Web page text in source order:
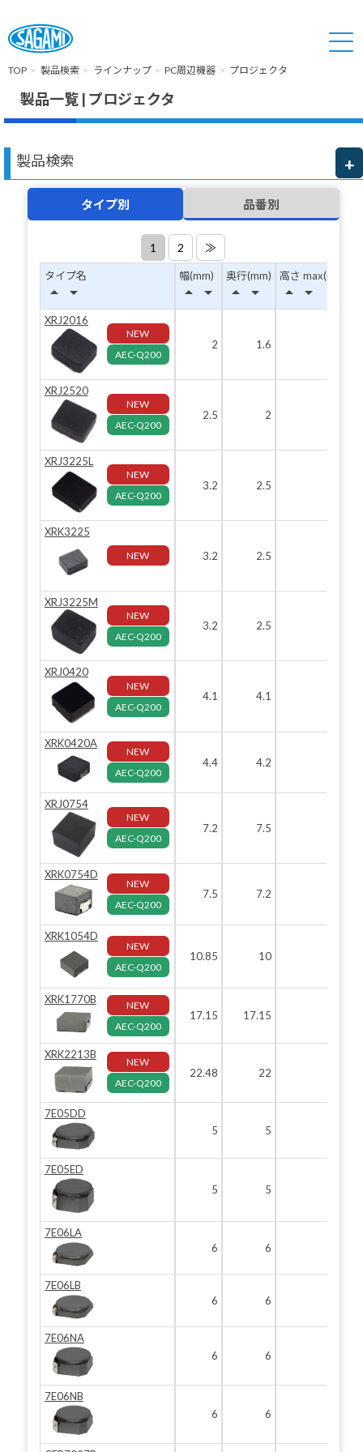
TOP 製品検索 ラインナップ PC周辺機器 プロジェクタ
製品一覧 | プロジェクタ
製品検索
タイプ別 品番別
1 2 ≫
タイプ名
arrow_drop_up arrow_drop_down
幅(mm)
arrow_drop_up arrow_drop_down
奥行(mm)
arrow_drop_up arrow_drop_down
高さ max(mm)
arrow_drop_up arrow_drop_down
XRJ2016
NEW
AEC-Q200
2 1.6
XRJ2520
NEW
AEC-Q200
2.5 2
XRJ3225L
NEW
AEC-Q200
3.2 2.5
XRK3225
NEW 3.2 2.5
XRJ3225M
NEW
AEC-Q200
3.2 2.5
XRJ0420
NEW
AEC-Q200
4.1 4.1
XRK0420A
NEW
AEC-Q200
4.4 4.2
XRJ0754
NEW
AEC-Q200
7.2 7.5
XRK0754D
NEW
AEC-Q200
7.5 7.2
XRK1054D
NEW
AEC-Q200
10.85 10
XRK1770B
NEW
AEC-Q200
17.15 17.15
XRK2213B
NEW
AEC-Q200
22.48 22
7E05DD
5
5
7E05ED
5
5
7E06LA
6
6
7E06LB
6
6
7E06NA
6
6
7E06NB
6
6